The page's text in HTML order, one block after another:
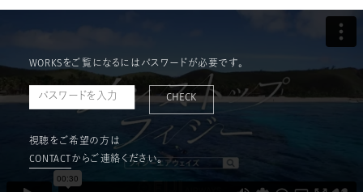
WORKSをご覧になるにはパスワードが必要です。
CHECK
視聴をご希望の方は
CONTACT からご連絡ください。